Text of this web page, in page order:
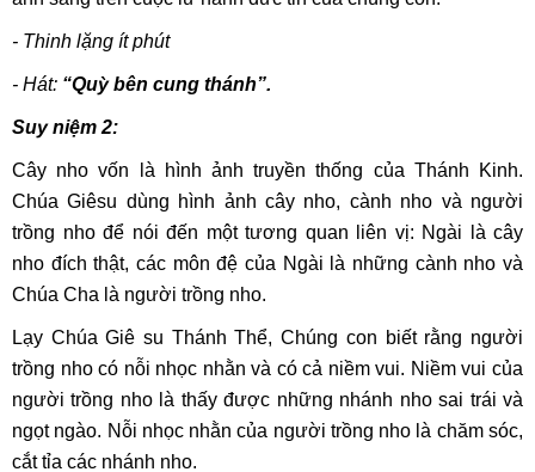
- Thinh lặng ít phút
- Hát: “Quỳ bên cung thánh”.
Suy niệm 2:
Cây nho vốn là hình ảnh truyền thống của Thánh Kinh.
Chúa Giêsu dùng hình ảnh cây nho, cành nho và người
trồng nho để nói đến một tương quan liên vị: Ngài là cây
nho đích thật, các môn đệ của Ngài là những cành nho và
Chúa Cha là người trồng nho.
Lạy Chúa Giê su Thánh Thể, Chúng con biết rằng người
trồng nho có nỗi nhọc nhằn và có cả niềm vui. Niềm vui của
người trồng nho là thấy được những nhánh nho sai trái và
ngọt ngào. Nỗi nhọc nhằn của người trồng nho là chăm sóc,
cắt tỉa các nhánh nho.